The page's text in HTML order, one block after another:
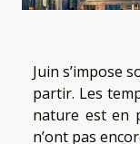
Juin s’impose
partir. Les
nature est en
n’ont pas